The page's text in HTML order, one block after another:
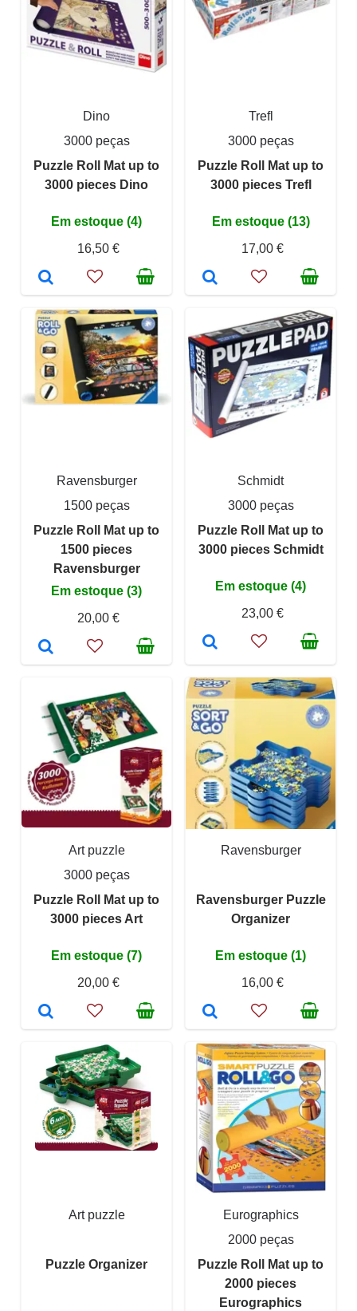
Dino
3000 peças
Puzzle Roll Mat up to
3000 pieces Dino
Em estoque (4)
16,50 €
Trefl
3000 peças
Puzzle Roll Mat up to
3000 pieces Trefl
Em estoque (13)
17,00 €
Ravensburger
1500 peças
Puzzle Roll Mat up to
1500 pieces
Ravensburger
Em estoque (3)
20,00 €
Schmidt
3000 peças
Puzzle Roll Mat up to
3000 pieces Schmidt
Em estoque (4)
23,00 €
Art puzzle
3000 peças
Puzzle Roll Mat up to
3000 pieces Art
Em estoque (7)
20,00 €
Ravensburger
Ravensburger Puzzle
Organizer
Em estoque (1)
16,00 €
Art puzzle
Puzzle Organizer
Eurographics
2000 peças
Puzzle Roll Mat up to
2000 pieces
Eurographics